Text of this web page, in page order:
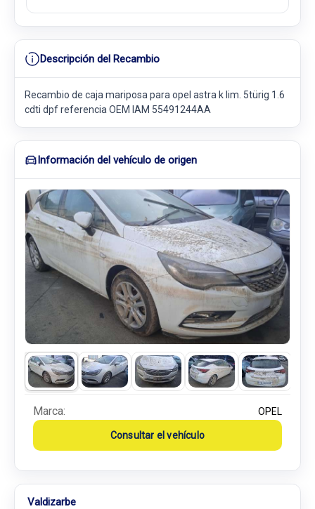
Descripción del Recambio
Recambio de caja mariposa para opel astra k lim. 5türig 1.6
cdti dpf referencia OEM IAM 55491244AA
Información del vehículo de origen
Marca: OPEL
Consultar el vehículo
Valdizarbe